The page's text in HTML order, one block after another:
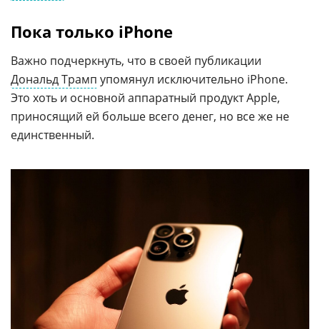
Пока только iPhone
Важно подчеркнуть, что в своей публикации
Дональд Трамп упомянул исключительно iPhone.
Это хоть и основной аппаратный продукт Apple,
приносящий ей больше всего денег, но все же не
единственный.